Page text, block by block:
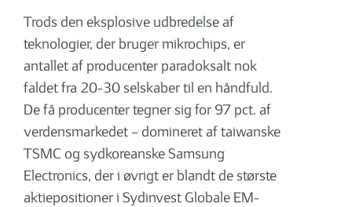
Trods den eksplosive udbredelse af
teknologier, der bruger mikrochips, er
antallet af producenter paradoksalt nok
faldet fra 20-30 selskaber til en håndfuld.
De få producenter tegner sig for 97 pct. af
verdensmarkedet – domineret af taiwanske
TSMC og sydkoreanske Samsung
Electronics, der i øvrigt er blandt de største
aktiepositioner i Sydinvest Globale EM-